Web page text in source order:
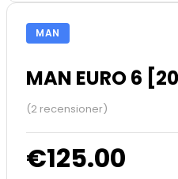
MAN
MAN EURO 6
(2 recensioner)
€125.00